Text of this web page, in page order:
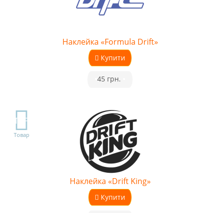
Наклейка «Formula Drift»
Купити
45 грн.
TOP
Товар
Наклейка «Drift King»
Купити